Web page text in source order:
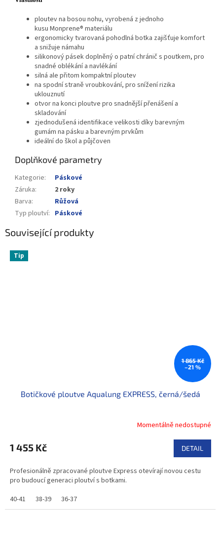
ploutev na bosou nohu, vyrobená z jednoho
kusu Monprene® materiálu
ergonomicky tvarovaná pohodlná botka zajišťuje komfort
a snižuje námahu
silikonový pásek doplněný o patní chránič s poutkem, pro
snadné oblékání a navlékání
silná ale přitom kompaktní ploutev
na spodní straně vroubkování, pro snížení rizika
uklouznutí
otvor na konci ploutve pro snadnější přenášení a
skladování
zjednodušená identifikace velikosti díky barevným
gumám na pásku a barevným prvkům
ideální do škol a půjčoven
Doplňkové parametry
Kategorie:
Páskové
Záruka:
2 roky
Barva:
Růžová
Typ ploutví: Páskové
Související produkty
Tip
1 865 Kč
–21 %
Botičkové ploutve Aqualung EXPRESS, černá/šedá
Momentálně nedostupné
1 455 Kč DETAIL
Profesionálně zpracované ploutve Express otevírají novou cestu
pro budoucí generaci ploutví s botkami.
40-41
38-39 36-37